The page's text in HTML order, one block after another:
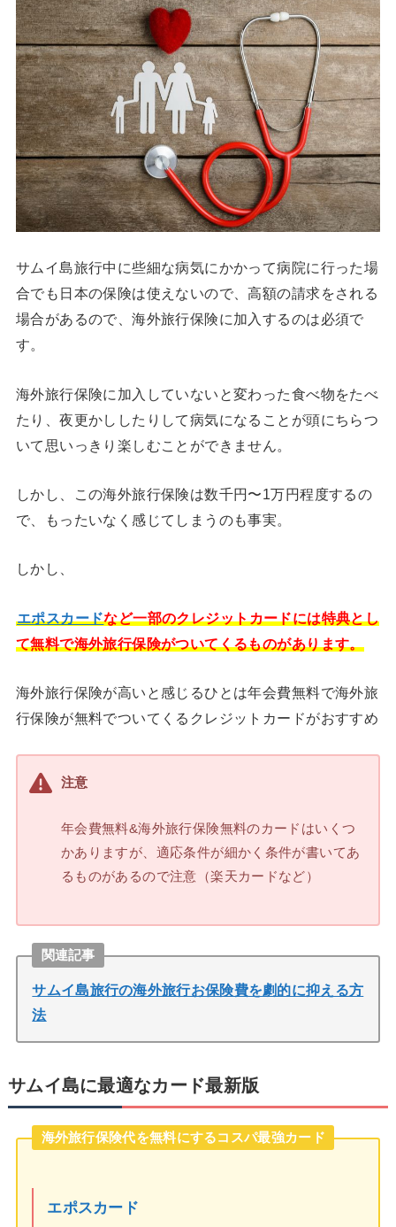
サムイ島旅行中に些細な病気にかかって病院に行った場
合でも日本の保険は使えないので、高額の請求をされる
場合があるので、海外旅行保険に加入するのは必須で
す。
海外旅行保険に加入していないと変わった食べ物をたべ
たり、夜更かししたりして病気になることが頭にちらつ
いて思いっきり楽しむことができません。
しかし、この海外旅行保険は数千円〜1万円程度するの
で、もったいなく感じてしまうのも事実。
しかし、
エポスカードなど一部のクレジットカードには特典とし
て無料で海外旅行保険がついてくるものがあります。
海外旅行保険が高いと感じるひとは年会費無料で海外旅
行保険が無料でついてくるクレジットカードがおすすめ
注意
年会費無料&海外旅行保険無料のカードはいくつ
かありますが、適応条件が細かく条件が書いてあ
るものがあるので注意（楽天カードなど）
関連記事
サムイ島旅行の海外旅行お保険費を劇的に抑える方
法
サムイ島に最適なカード最新版
海外旅行保険代を無料にするコスパ最強カード
エポスカード